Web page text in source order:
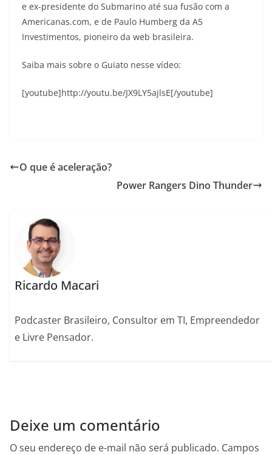
e ex-presidente do Submarino até sua fusão com a
Americanas.com, e de Paulo Humberg da A5
Investimentos, pioneiro da web brasileira.
Saiba mais sobre o Guiato nesse vídeo:
[youtube]http://youtu.be/JX9LY5ajlsE[/youtube]
O que é aceleração?
Power Rangers Dino Thunder
Ricardo Macari
Podcaster Brasileiro, Consultor em TI, Empreendedor
e Livre Pensador.
Deixe um comentário
O seu endereço de e-mail não será publicado. Campos